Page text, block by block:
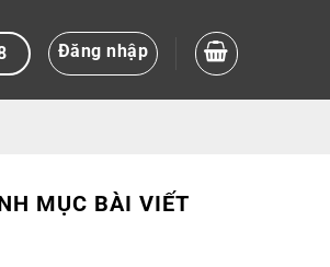
Đăng nhập
MỤC BÀI VIẾT